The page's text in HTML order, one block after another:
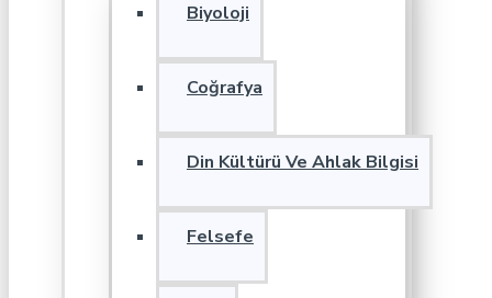
Biyoloji
Coğrafya
Din Kültürü Ve Ahlak Bilgisi
Felsefe